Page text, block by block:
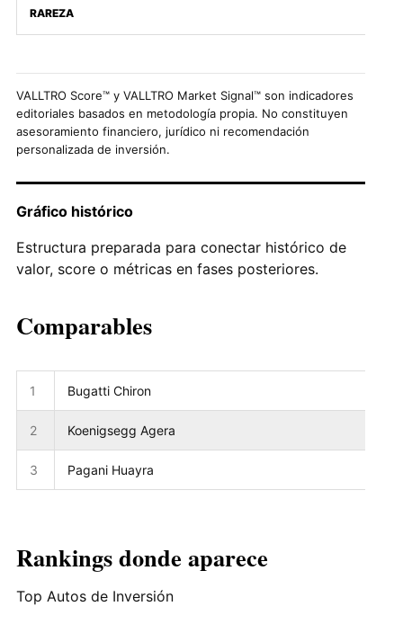
RAREZA
VALLTRO Score™ y VALLTRO Market Signal™ son indicadores
editoriales basados en metodología propia. No constituyen
asesoramiento financiero, jurídico ni recomendación
personalizada de inversión.
Gráfico histórico
Estructura preparada para conectar histórico de
valor, score o métricas en fases posteriores.
Comparables
1 Bugatti Chiron
2 Koenigsegg Agera
3 Pagani Huayra
Rankings donde aparece
Top Autos de Inversión